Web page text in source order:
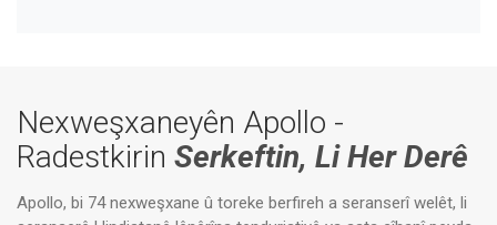
Nexweşxaneyên Apollo -
Radestkirin Serkeftin, Li Her Derê
Apollo, bi 74 nexweşxane û toreke berfireh a seranserî welêt, li